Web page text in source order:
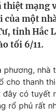
thiệt mạng
của một
tỉnh Hắc
tối 6/11.
nhà
cho thanh
đây có tuyết
rổ phủ rất